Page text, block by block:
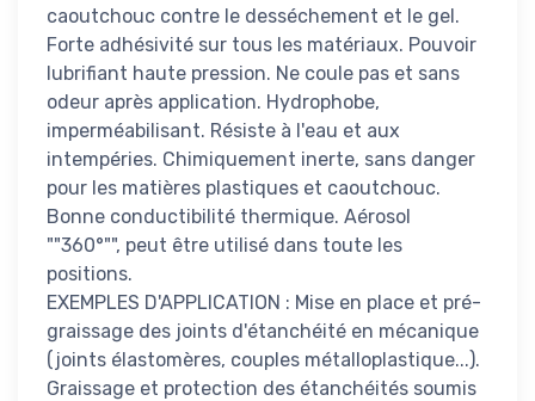
caoutchouc contre le desséchement et le gel.
Forte adhésivité sur tous les matériaux. Pouvoir
lubrifiant haute pression. Ne coule pas et sans
odeur après application. Hydrophobe,
imperméabilisant. Résiste à l'eau et aux
intempéries. Chimiquement inerte, sans danger
pour les matières plastiques et caoutchouc.
Bonne conductibilité thermique. Aérosol
""360°"", peut être utilisé dans toute les
positions.
EXEMPLES D'APPLICATION : Mise en place et pré-
graissage des joints d'étanchéité en mécanique
(joints élastomères, couples métalloplastique...).
Graissage et protection des étanchéités soumis